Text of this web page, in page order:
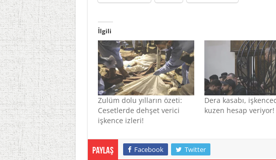
İlgili
Zulüm dolu yılların özeti:
Cesetlerde dehşet verici
işkence izleri!
Dera kasabı,
kuzen hesap veriyor!
Paylaş Facebook Twitter